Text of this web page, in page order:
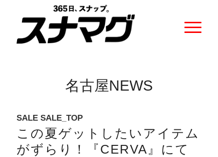
名古屋NEWS
SALE SALE_TOP
この夏ゲットしたいアイテム
がずらり！『CERVA』にて